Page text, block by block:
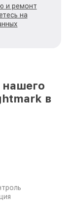
и ремонт
на
в